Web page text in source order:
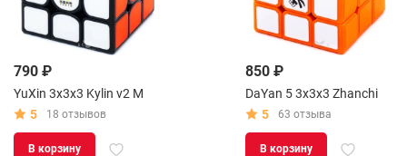
790 ₽
YuXin 3x3x3 Kylin v2 M
5
18 отзывов
В корзину
850 ₽
DaYan 5 3x3x3 Zhanchi
5
63 отзыва
В корзину